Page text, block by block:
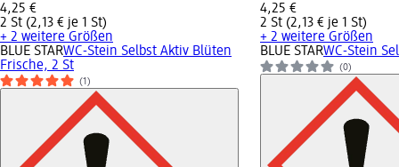
4,25 €
2 St (2,13 € je 1 St)
+ 2 weitere Größen
BLUE STARWC-Stein Selbst Aktiv Blüten
Frische, 2 St
(1)
4,25 €
2 St (2,13 € je 1 St)
+ 2 weitere Größen
BLUE STARWC-Stein
(0)